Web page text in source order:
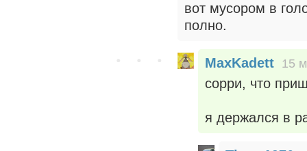
вот мусором в
полно.
MaxKadett 15
сорри, что
я держался в